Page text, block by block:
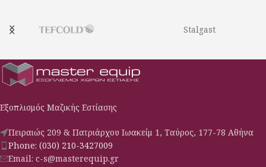
Stalgast
Εξοπλισμός Μαζικής Εστίασης
Πειραιώς 209 & Πατριάρχου Ιωακείμ 1, Ταύρος, 177-78 Αθήνα
Phone: (030) 210-3427009
Email: c-s@masterequip.gr